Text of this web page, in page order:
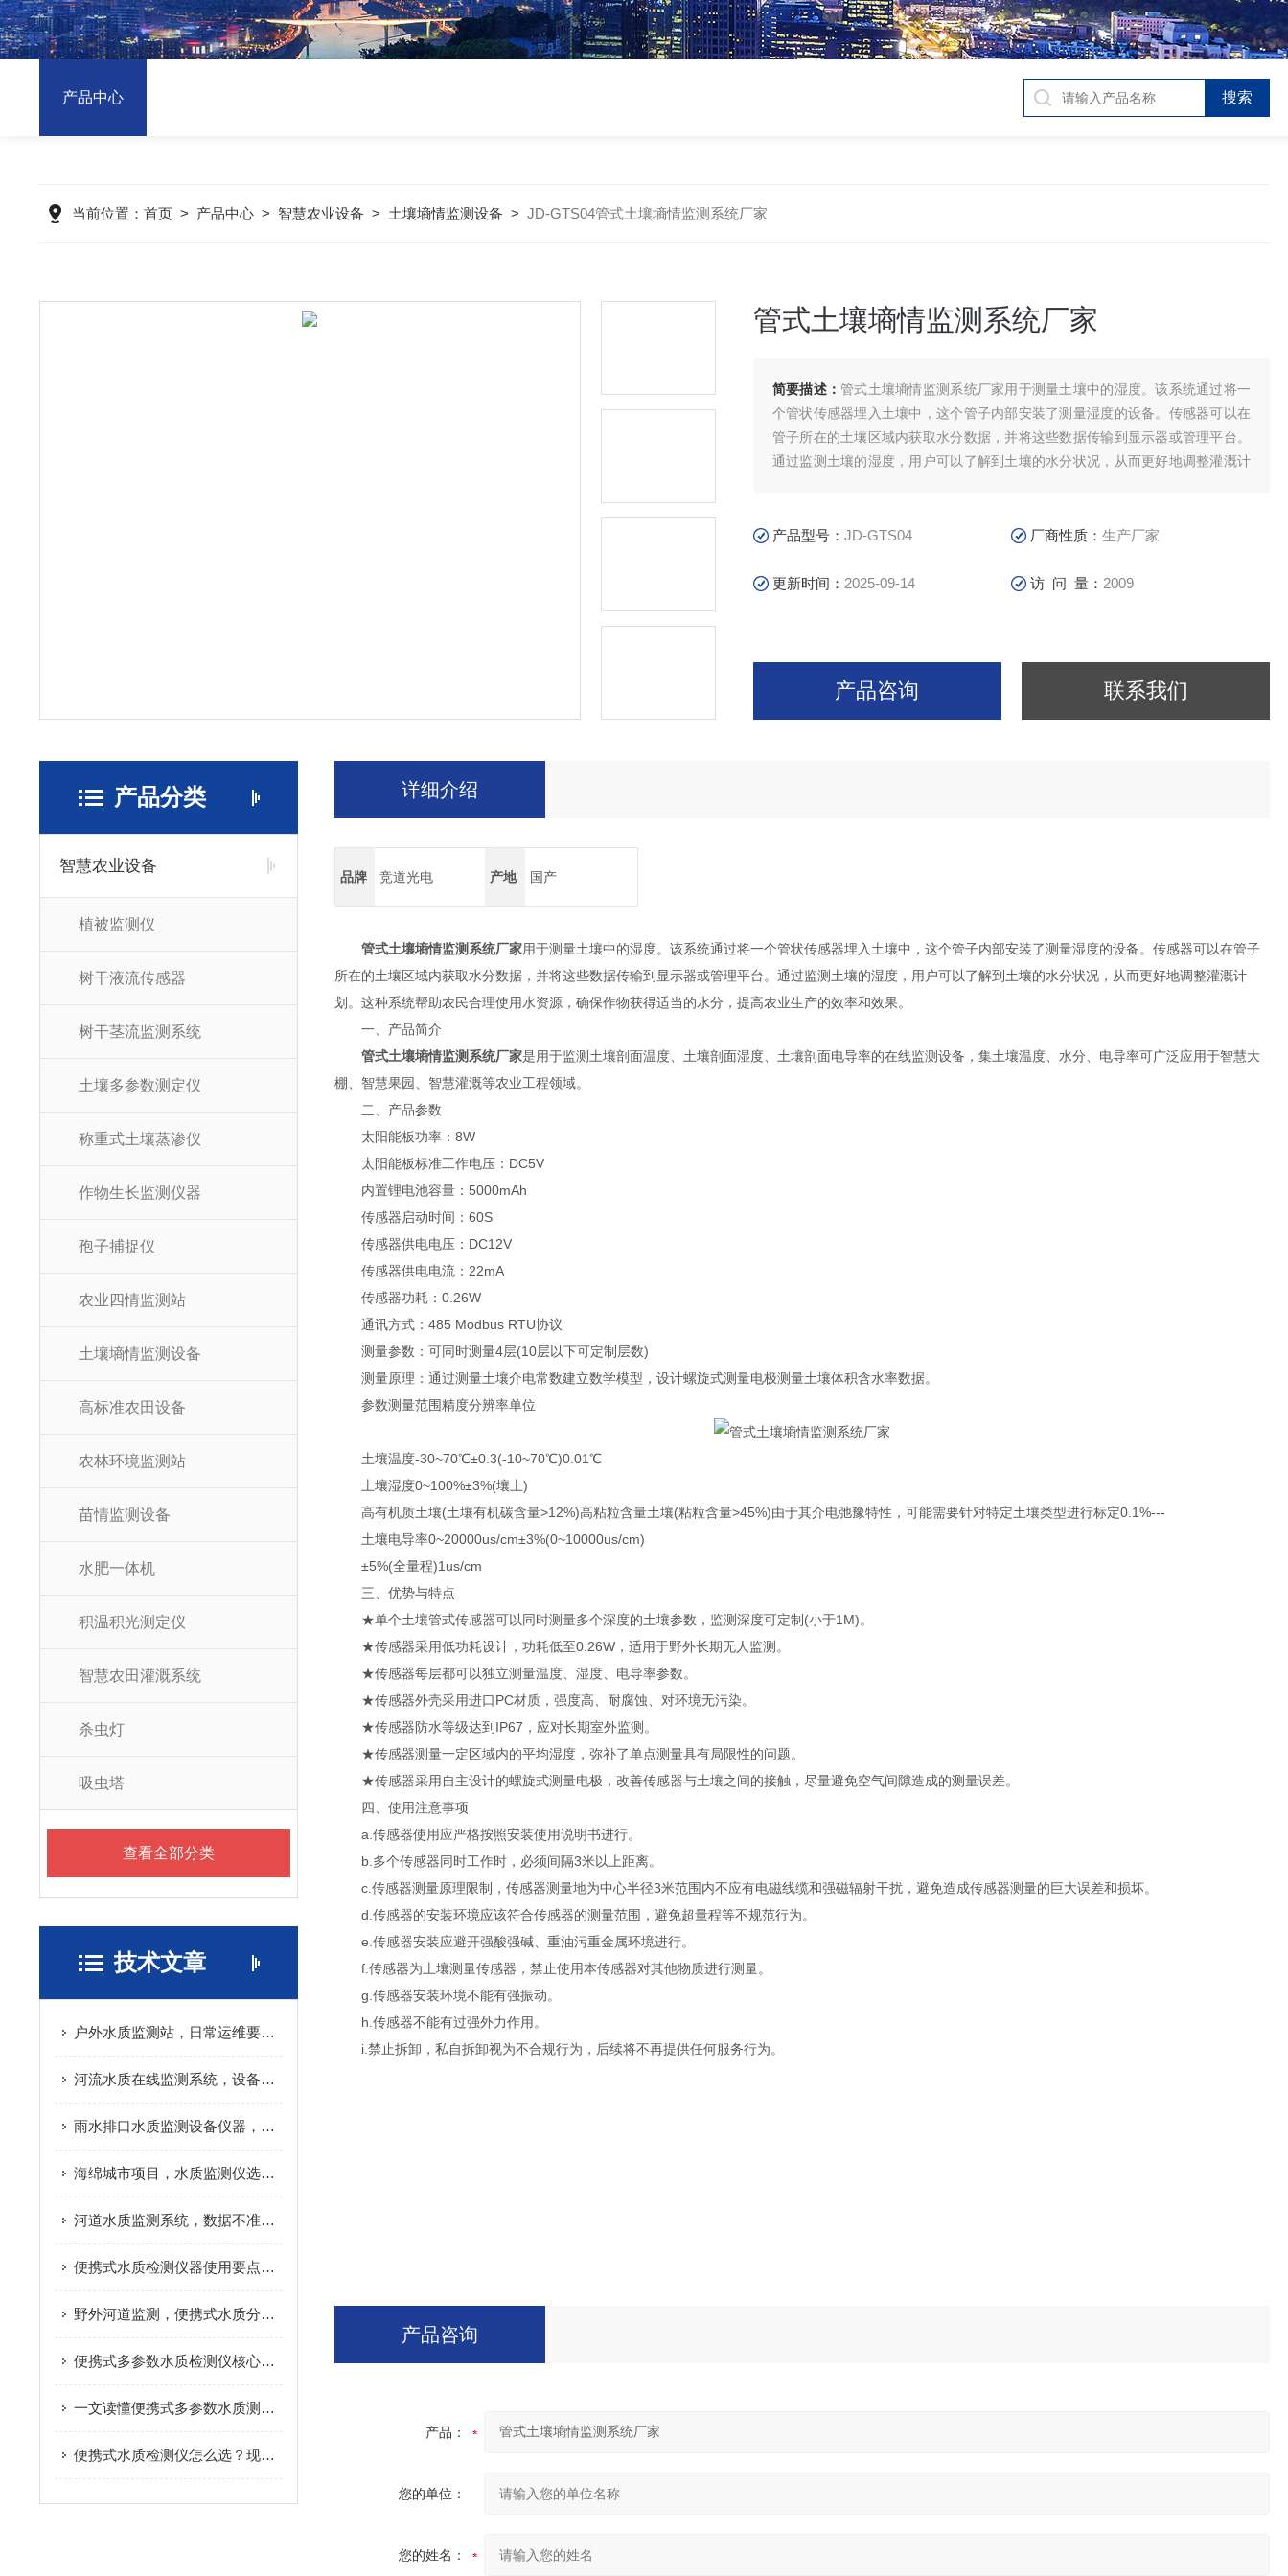
产品中心
当前位置： 首页> 产品中心> 智慧农业设备 > 土壤墒情监测设备 > JD-GTS04管式土壤墒情监测系统厂家
管式土壤墒情监测系统厂家
简要描述：管式土壤墒情监测系统厂家用于测量土壤中的湿度。该系统通过将一
个管状传感器埋入土壤中，这个管子内部安装了测量湿度的设备。传感器可以在
管子所在的土壤区域内获取水分数据，并将这些数据传输到显示器或管理平台。
通过监测土壤的湿度，用户可以了解到土壤的水分状况，从而更好地调整灌溉计
产品型号： JD-GTS04 厂商性质：生产厂家
更新时间： 2025-09-14 访 问 量： 2009
产品咨询 联系我们
产品分类
智慧农业设备
植被监测仪
树干液流传感器
树干茎流监测系统
土壤多参数测定仪
称重式土壤蒸渗仪
作物生长监测仪器
孢子捕捉仪
农业四情监测站
土壤墒情监测设备
高标准农田设备
农林环境监测站
苗情监测设备
水肥一体机
积温积光测定仪
智慧农田灌溉系统
杀虫灯
吸虫塔
查看全部分类
技术文章
户外水质监测站，日常运维要做哪些工作
河流水质在线监测系统，设备成本主要花在哪
雨水排口水质监测设备仪器，避坑实用指南
海绵城市项目，水质监测仪选型要点
河道水质监测系统，数据不准是什么原因
便携式水质检测仪器使用要点，减少检测数据误差
野外河道监测，便携式水质分析仪实际应用分享
便携式多参数水质检测仪核心原理，看完快速搞懂
一文读懂便携式多参数水质测定仪，户外检测不再难
便携式水质检测仪怎么选？现场水质检测实用指南
详细介绍
品牌 竞道光电 产地 国产
管式土壤墒情监测系统厂家用于测量土壤中的湿度。该系统通过将一个管状传感器埋入土壤中，这个管子内部安装了测量湿度的设备。传感器可以在管子
所在的土壤区域内获取水分数据，并将这些数据传输到显示器或管理平台。通过监测土壤的湿度，用户可以了解到土壤的水分状况，从而更好地调整灌溉计
划。这种系统帮助农民合理使用水资源，确保作物获得适当的水分，提高农业生产的效率和效果。
一、产品简介
管式土壤墒情监测系统厂家是用于监测土壤剖面温度、土壤剖面湿度、土壤剖面电导率的在线监测设备，集土壤温度、水分、电导率可广泛应用于智慧大
棚、智慧果园、智慧灌溉等农业工程领域。
二、产品参数
太阳能板功率：8W
太阳能板标准工作电压：DC5V
内置锂电池容量：5000mAh
传感器启动时间：60S
传感器供电电压：DC12V
传感器供电电流：22mA
传感器功耗：0.26W
通讯方式：485 Modbus RTU协议
测量参数：可同时测量4层(10层以下可定制层数)
测量原理：通过测量土壤介电常数建立数学模型，设计螺旋式测量电极测量土壤体积含水率数据。
参数测量范围精度分辨率单位
土壤温度-30~70℃±0.3(-10~70℃)0.01℃
土壤湿度0~100%±3%(壤土)
高有机质土壤(土壤有机碳含量>12%)高粘粒含量土壤(粘粒含量>45%)由于其介电弛豫特性，可能需要针对特定土壤类型进行标定0.1%---
土壤电导率0~20000us/cm±3%(0~10000us/cm)
±5%(全量程)1us/cm
三、优势与特点
★单个土壤管式传感器可以同时测量多个深度的土壤参数，监测深度可定制(小于1M)。
★传感器采用低功耗设计，功耗低至0.26W，适用于野外长期无人监测。
★传感器每层都可以独立测量温度、湿度、电导率参数。
★传感器外壳采用进口PC材质，强度高、耐腐蚀、对环境无污染。
★传感器防水等级达到IP67，应对长期室外监测。
★传感器测量一定区域内的平均湿度，弥补了单点测量具有局限性的问题。
★传感器采用自主设计的螺旋式测量电极，改善传感器与土壤之间的接触，尽量避免空气间隙造成的测量误差。
四、使用注意事项
a.传感器使用应严格按照安装使用说明书进行。
b.多个传感器同时工作时，必须间隔3米以上距离。
c.传感器测量原理限制，传感器测量地为中心半径3米范围内不应有电磁线缆和强磁辐射干扰，避免造成传感器测量的巨大误差和损坏。
d.传感器的安装环境应该符合传感器的测量范围，避免超量程等不规范行为。
e.传感器安装应避开强酸强碱、重油污重金属环境进行。
f.传感器为土壤测量传感器，禁止使用本传感器对其他物质进行测量。
g.传感器安装环境不能有强振动。
h.传感器不能有过强外力作用。
i.禁止拆卸，私自拆卸视为不合规行为，后续将不再提供任何服务行为。
产品咨询
产品：
您的单位：
您的姓名：